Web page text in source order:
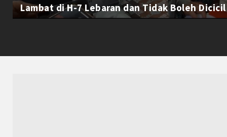
Lambat di H-7 Lebaran dan Tidak Boleh Dicicil